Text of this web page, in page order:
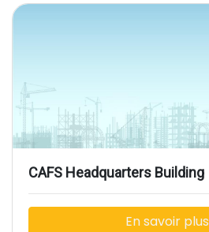
CAFS Headquarters Building
En savoir plus